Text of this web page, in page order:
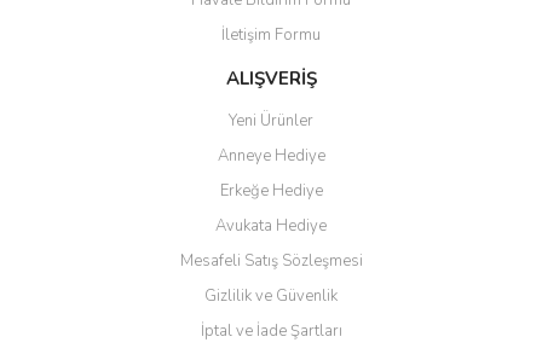
İletişim Formu
ALIŞVERİŞ
Yeni Ürünler
Anneye Hediye
Erkeğe Hediye
Avukata Hediye
Mesafeli Satış Sözleşmesi
Gizlilik ve Güvenlik
İptal ve İade Şartları